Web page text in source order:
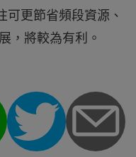
更節省頻段資源、
，將較為有利。